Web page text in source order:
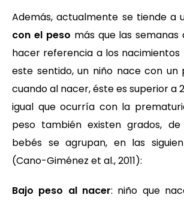
Además, actualmente se tiende a
con el peso más que las
hacer referencia a los nacimientos
este sentido, un niño nace con un
cuando al nacer, éste es superior a
igual que ocurría con la
peso también existen grados,
bebés se agrupan, en las
(Cano-Giménez et al., 2011):
Bajo peso al nacer: niño que